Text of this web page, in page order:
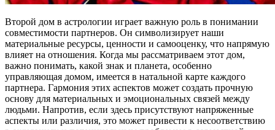
Второй дом в астрологии играет важную роль в понимании
совместимости партнеров. Он символизирует наши
материальные ресурсы, ценности и самооценку, что напрямую
влияет на отношения. Когда мы рассматриваем этот дом,
важно понимать, какой знак и планета, особенно
управляющая домом, имеется в натальной карте каждого
партнера. Гармония этих аспектов может создать прочную
основу для материальных и эмоциональных связей между
людьми. Напротив, если здесь присутствуют напряженные
аспекты или различия, это может привести к несоответствию